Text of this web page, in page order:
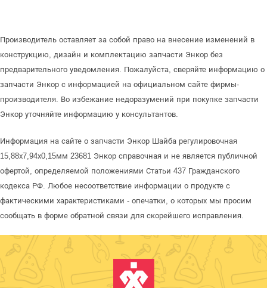
Производитель оставляет за собой право на внесение изменений в
конструкцию, дизайн и комплектацию запчасти Энкор без
предварительного уведомления. Пожалуйста, сверяйте информацию о
запчасти Энкор с информацией на официальном сайте фирмы-
производителя. Во избежание недоразумений при покупке запчасти
Энкор уточняйте информацию у консультантов.
Информация на сайте о запчасти Энкор Шайба регулировочная
15,88х7,94х0,15мм 23681 Энкор справочная и не является публичной
офертой, определяемой положениями Статьи 437 Гражданского
кодекса РФ. Любое несоответствие информации о продукте с
фактическими характеристиками - опечатки, о которых мы просим
сообщать в форме обратной связи для скорейшего исправления.